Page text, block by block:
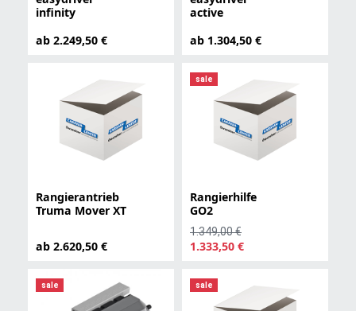
infinity
ab 2.249,50 €
active
ab 1.304,50 €
Rangierantrieb
Truma Mover XT
ab 2.620,50 €
sale
Rangierhilfe
GO2
1.349,00 €
1.333,50 €
sale sale